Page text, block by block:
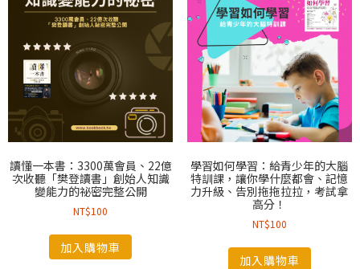
讀懂一本書：3300萬會員、22億
次收聽「樊登讀書」創始人知識
變能力的祕密完整公開
NT$100
加入購物車
學習如何學習：給青少年的大腦
特訓課，讓你學什麼都會、記憶
力升級、告別拖拖拉拉，考試拿
高分！
NT$100
加入購物車